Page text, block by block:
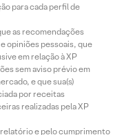
para cada perfil de
as recomendações
opiniões pessoais, que
em relação à XP
sem aviso prévio em
e que sua(s)
por receitas
realizadas pela XP
e pelo cumprimento